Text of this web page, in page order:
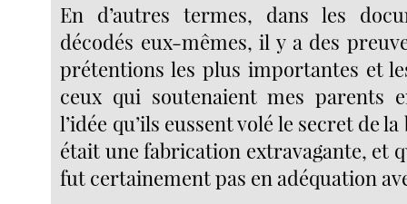
En d’autres termes, dans les
décodés eux-mêmes, il y a des
prétentions les plus importantes et
ceux qui soutenaient mes parents
l’idée qu’ils eussent volé le secret de
était une fabrication extravagante, et
fut certainement pas en adéquation